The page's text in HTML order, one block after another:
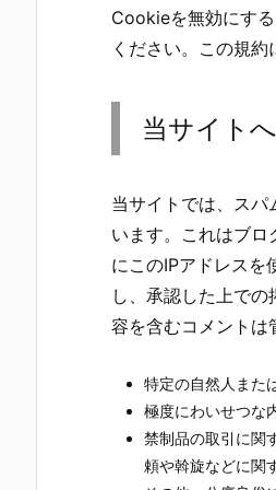
Cookieを無効にす
ください。この規
当サイト
当サイトでは、スパ
います。これはブ
にこのIPアドレスを
し、承認した上で
容を含むコメントは
特定の自然人また
極度にわいせつな
禁制品の取引に関
頼や斡旋などに関